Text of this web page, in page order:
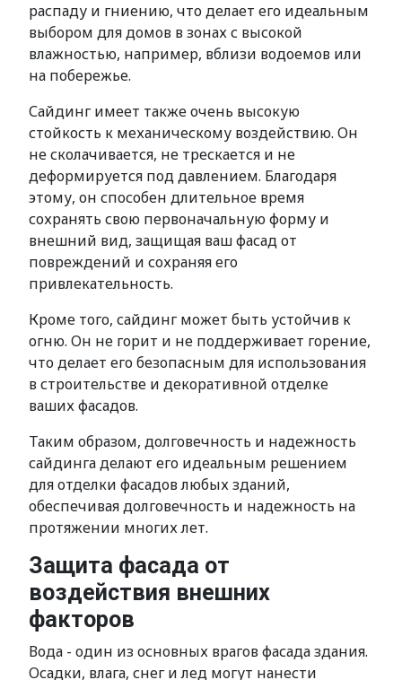
распаду и гниению, что делает его идеальным
выбором для домов в зонах с высокой
влажностью, например, вблизи водоемов или
на побережье.
Сайдинг имеет также очень высокую
стойкость к механическому воздействию. Он
не сколачивается, не трескается и не
деформируется под давлением. Благодаря
этому, он способен длительное время
сохранять свою первоначальную форму и
внешний вид, защищая ваш фасад от
повреждений и сохраняя его
привлекательность.
Кроме того, сайдинг может быть устойчив к
огню. Он не горит и не поддерживает горение,
что делает его безопасным для использования
в строительстве и декоративной отделке
ваших фасадов.
Таким образом, долговечность и надежность
сайдинга делают его идеальным решением
для отделки фасадов любых зданий,
обеспечивая долговечность и надежность на
протяжении многих лет.
Защита фасада от
воздействия внешних
факторов
Вода - один из основных врагов фасада здания.
Осадки, влага, снег и лед могут нанести